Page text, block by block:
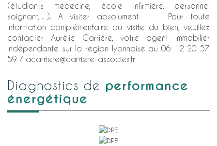
(étudiants médecine, école infirmière, personnel
soignant,…). A visiter absolument ! Pour toute
information complémentaire ou visite du bien, veuillez
contacter Aurélie Carrière, votre agent immobilier
indépendante sur la région lyonnaise au 06 12 20 57
59 / acarriere@carriere-associes.fr
diagnostics de performance
énergétique